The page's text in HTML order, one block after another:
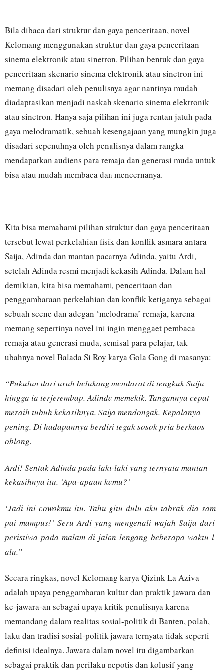
Bila dibaca dari struktur dan gaya penceritaan, novel
Kelomang menggunakan struktur dan gaya penceritaan
sinema elektronik atau sinetron. Pilihan bentuk dan gaya
penceritaan skenario sinema elektronik atau sinetron ini
memang disadari oleh penulisnya agar nantinya mudah
diadaptasikan menjadi naskah skenario sinema elektronik
atau sinetron. Hanya saja pilihan ini juga rentan jatuh pada
gaya melodramatik, sebuah kesengajaan yang mungkin juga
disadari sepenuhnya oleh penulisnya dalam rangka
mendapatkan audiens para remaja dan generasi muda untuk
bisa atau mudah membaca dan mencernanya.
Kita bisa memahami pilihan struktur dan gaya penceritaan
tersebut lewat perkelahian fisik dan konflik asmara antara
Saija, Adinda dan mantan pacarnya Adinda, yaitu Ardi,
setelah Adinda resmi menjadi kekasih Adinda. Dalam hal
demikian, kita bisa memahami, penceritaan dan
penggambaraan perkelahian dan konflik ketiganya sebagai
sebuah scene dan adegan ‘melodrama’ remaja, karena
memang sepertinya novel ini ingin menggaet pembaca
remaja atau generasi muda, semisal para pelajar, tak
ubahnya novel Balada Si Roy karya Gola Gong di masanya:
“Pukulan dari arah belakang mendarat di tengkuk Saija
hingga ia terjerembap. Adinda memekik. Tangannya cepat
meraih tubuh kekasihnya. Saija mendongak. Kepalanya
pening. Di hadapannya berdiri tegak sosok pria berkaos
oblong.
Ardi! Sentak Adinda pada laki-laki yang ternyata mantan
kekasihnya itu. ‘Apa-apaan kamu?’
‘Jadi ini cowokmu itu. Tahu gitu dulu aku tabrak dia sam
pai mampus!’ Seru Ardi yang mengenali wajah Saija dari
peristiwa pada malam di jalan lengang beberapa waktu l
alu.”
Secara ringkas, novel Kelomang karya Qizink La Aziva
adalah upaya penggambaran kultur dan praktik jawara dan
ke-jawara-an sebagai upaya kritik penulisnya karena
memandang dalam realitas sosial-politik di Banten, polah,
laku dan tradisi sosial-politik jawara ternyata tidak seperti
definisi idealnya. Jawara dalam novel itu digambarkan
sebagai praktik dan perilaku nepotis dan kolusif yang